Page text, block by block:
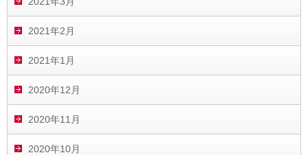
2021年2月
2021年1月
2020年12月
2020年11月
2020年10月